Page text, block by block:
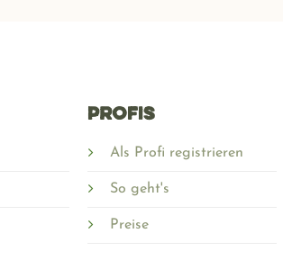
PROFIS
Als Profi registrieren
So geht's
Preise